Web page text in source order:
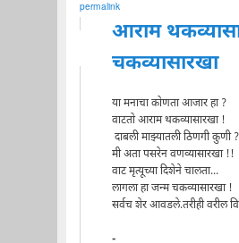
permalink
आराम
चकव्यासारखा
या मनाचा कोणता आजार हा ?
वाटतो आराम थकव्यासारखा !
दाबली माझ्यातली ठिणगी कुणी ?
मी अता पसरेन वणव्यासारखा !!
वाट मृत्यूच्या दिशेने चालता...
लागला हा जन्म चकव्यासारखा !
सर्वच शेर आवडले.तरीही वरील
-